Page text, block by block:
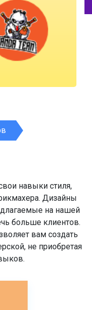
навыки стиля,
Дизайны
на нашей
больше клиентов.
вам создать
не приобретая